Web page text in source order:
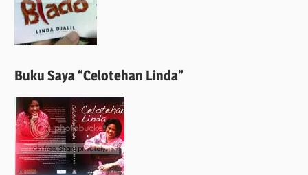
Buku Saya “Celotehan Linda”